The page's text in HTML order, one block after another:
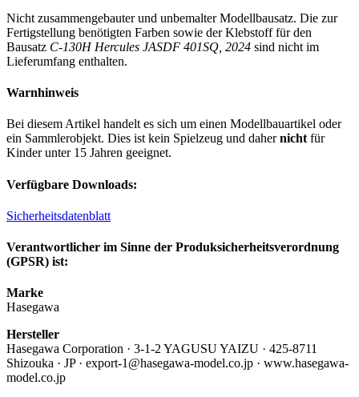
Nicht zusammengebauter und unbemalter Modellbausatz. Die zur
Fertigstellung benötigten Farben sowie der Klebstoff für den
Bausatz C-130H Hercules JASDF 401SQ, 2024 sind nicht im
Lieferumfang enthalten.
Warnhinweis
Bei diesem Artikel handelt es sich um einen Modellbauartikel oder
ein Sammlerobjekt. Dies ist kein Spielzeug und dahernicht für
Kinder unter 15 Jahren geeignet.
Verfügbare Downloads:
Sicherheitsdatenblatt
Verantwortlicher im Sinne der Produksicherheitsverordnung
(GPSR) ist:
Marke
Hasegawa
Hersteller
Hasegawa Corporation · 3-1-2 YAGUSU YAIZU · 425-8711
Shizouka · JP · export-1@hasegawa-model.co.jp · www.hasegawa-
model.co.jp